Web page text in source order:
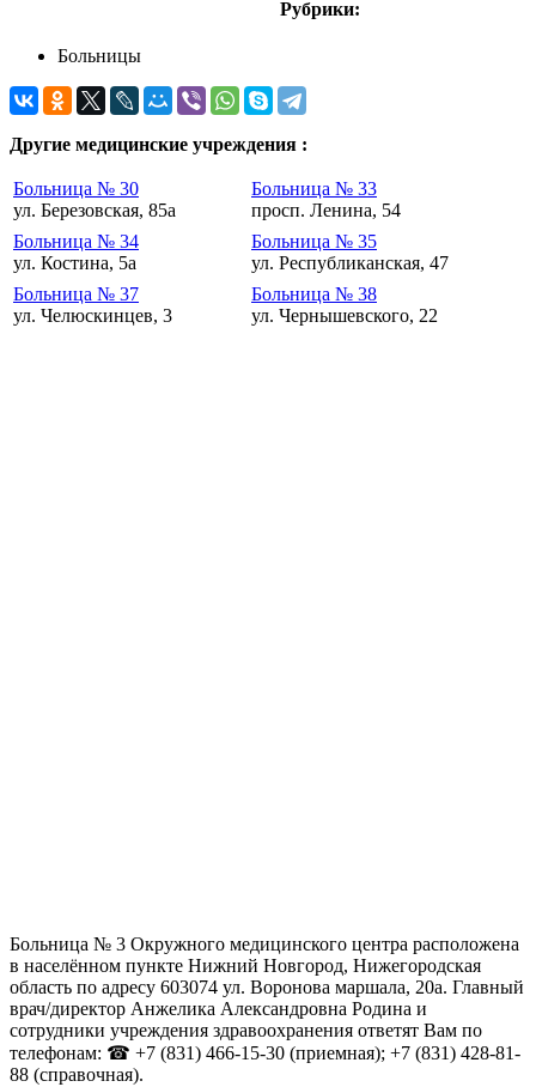
Рубрики:
Больницы
Другие медицинские учреждения :
Больница № 30
ул. Березовская, 85а
Больница № 33
просп. Ленина, 54
Больница № 34
ул. Костина, 5а
Больница № 35
ул. Республиканская, 47
Больница № 37
ул. Челюскинцев, 3
Больница № 38
ул. Чернышевского, 22
Больница № 3 Окружного медицинского центра расположена
в населённом пункте Нижний Новгород, Нижегородская
область по адресу 603074 ул. Воронова маршала, 20а. Главный
врач/директор Анжелика Александровна Родина и
сотрудники учреждения здравоохранения ответят Вам по
телефонам: ☎ +7 (831) 466-15-30 (приемная); +7 (831) 428-81-
88 (справочная).